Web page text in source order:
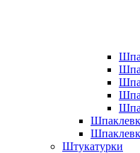
Штукатурки